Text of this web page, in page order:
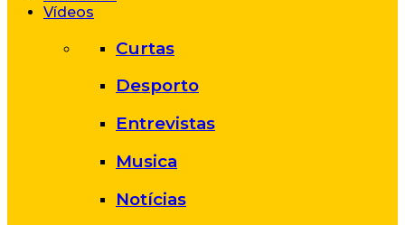
Vídeos
Curtas
Desporto
Entrevistas
Musica
Notícias